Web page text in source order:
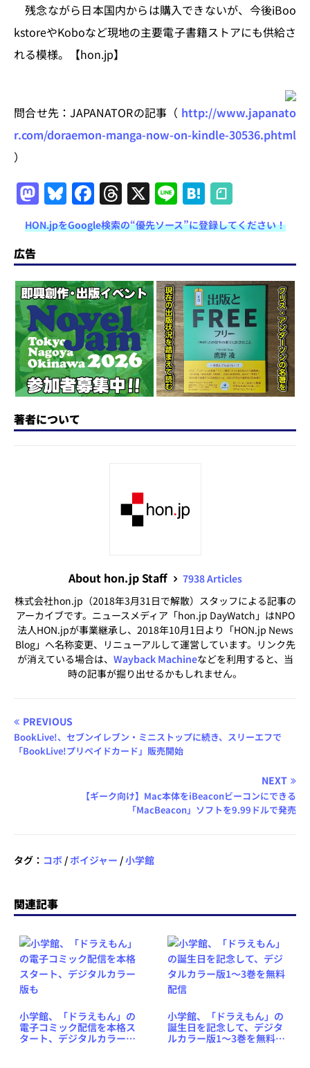
残念ながら日本国内からは購入できないが、今後iBoo
kstoreやKoboなど現地の主要電子書籍ストアにも供給さ
れる模様。【hon.jp】
問合せ先：JAPANATORの記事（ http://www.japanato
r.com/doraemon-manga-now-on-kindle-30536.phtml
）
M
a
st
o
d
o
n
Bl
u
e
s
k
y
F
a
c
e
b
o
o
k
T
h
re
a
d
s
X Li
n
e
H
at
e
n
a
HON.jpをGoogle検索の“優先ソース”に登録してください！
広告
著者について
About hon.jp Staff
7938 Articles
株式会社hon.jp（2018年3月31日で解散）スタッフによる記事の
アーカイブです。ニュースメディア「hon.jp DayWatch」はNPO
法人HON.jpが事業継承し、2018年10月1日より「HON.jp News
Blog」へ名称変更、リニューアルして運営しています。リンク先
が消えている場合は、 Wayback Machineなどを利用すると、当
時の記事が掘り出せるかもしれません。
PREVIOUS
BookLive!、セブンイレブン・ミニストップに続き、スリーエフで
「BookLive!プリペイドカード」販売開始
NEXT
【ギーク向け】Mac本体をiBeaconビーコンにできる
「MacBeacon」ソフトを9.99ドルで発売
タグ： コボ / ボイジャー /小学館
関連記事
小学館、「ドラえもん」の
電子コミック配信を本格ス
タート、デジタルカラー版
小学館、「ドラえもん」の
誕生日を記念して、デジタ
ルカラー版1〜3巻を無料配